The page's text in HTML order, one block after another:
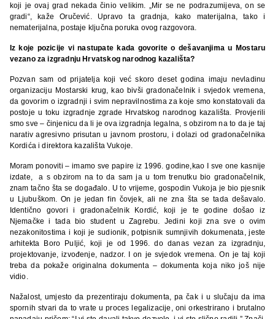
koji je ovaj grad nekada činio velikim. „Mir se ne podrazumijeva, on se
gradi“, kaže Oručević. Upravo ta gradnja, kako materijalna, tako i
nematerijalna, postaje ključna poruka ovog razgovora.
Iz koje pozicije vi nastupate kada govorite o dešavanjima u Mostaru
vezano za izgradnju Hrvatskog narodnog kazališta?
Pozvan sam od prijatelja koji već skoro deset godina imaju nevladinu
organizaciju Mostarski krug, kao bivši gradonačelnik i svjedok vremena,
da govorim o izgradnji i svim nepravilnostima za koje smo konstatovali da
postoje u toku izgradnje zgrade Hrvatskog narodnog kazališta. Provjerili
smo sve – činjenicu da li je ova izgradnja legalna, s obzirom na to da je taj
narativ agresivno prisutan u javnom prostoru, i dolazi od gradonačelnika
Kordića i direktora kazališta Vukoje.
Moram ponoviti – imamo sve papire iz 1996. godine,kao I sve one kasnije
izdate, a s obzirom na to da sam ja u tom trenutku bio gradonačelnik,
znam tačno šta se događalo. U to vrijeme, gospodin Vukoja je bio pjesnik
u Ljubuškom. On je jedan fin čovjek, ali ne zna šta se tada dešavalo.
Identično govori i gradonačelnik Kordić, koji je te godine došao iz
Njemačke i tada bio student u Zagrebu. Jedini koji zna sve o ovim
nezakonitostima i koji je sudionik, potpisnik sumnjivih dokumenata, jeste
arhitekta Boro Puljić, koji je od 1996. do danas vezan za izgradnju,
projektovanje, izvođenje, nadzor. I on je svjedok vremena. On je taj koji
treba da pokaže originalna dokumenta – dokumenta koja niko još nije
vidio.
Nažalost, umjesto da prezentiraju dokumenta, pa čak i u slučaju da ima
spornih stvari da to vrate u proces legalizacije, oni orkestrirano i brutalno